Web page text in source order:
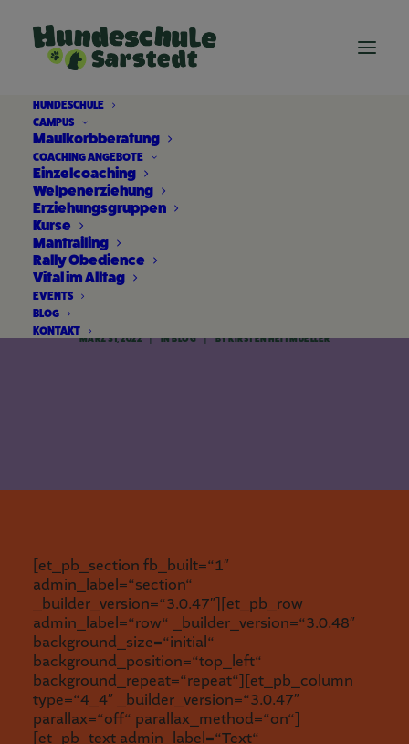
HUNDESCHULE
CAMPUS
Maulkorbberatung
COACHING ANGEBOTE
Einzelcoaching
Welpenerziehung
Erziehungsgruppen
Kurse
Mantrailing
Rally Obedience
Vital im Alltag
EVENTS
BLOG
KONTAKT
Die Sache mit dem
MÄRZ 31, 2022 | INBLOG | BYKIRSTEN HEITMUELLER
[et_pb_section fb_built=“1″
admin_label=“section“
_builder_version=“3.0.47″][et_pb_row
admin_label=“row“ _builder_version=“3.0.48″
background_size=“initial“
background_position=“top_left“
background_repeat=“repeat“][et_pb_column
type=“4_4″ _builder_version=“3.0.47″
parallax=“off“ parallax_method=“on“]
[et_pb_text admin_label=“Text“